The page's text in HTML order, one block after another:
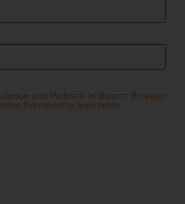
und Website in diesem Browser
Kommentar speichern.